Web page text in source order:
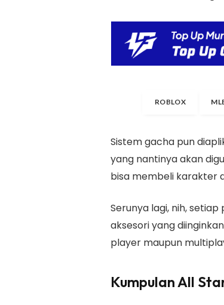
ROBLOX
Sistem gacha pun
yang nantinya akan
bisa membeli karakter
Serunya lagi, nih,
aksesori yang
player maupun
Kumpulan All